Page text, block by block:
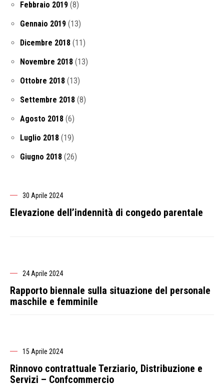
Febbraio 2019 (8)
Gennaio 2019 (13)
Dicembre 2018 (11)
Novembre 2018 (13)
Ottobre 2018 (13)
Settembre 2018 (8)
Agosto 2018 (6)
Luglio 2018 (19)
Giugno 2018 (26)
30 Aprile 2024
Elevazione dell’indennità di congedo parentale
24 Aprile 2024
Rapporto biennale sulla situazione del personale
maschile e femminile
15 Aprile 2024
Rinnovo contrattuale Terziario, Distribuzione e
Servizi – Confcommercio